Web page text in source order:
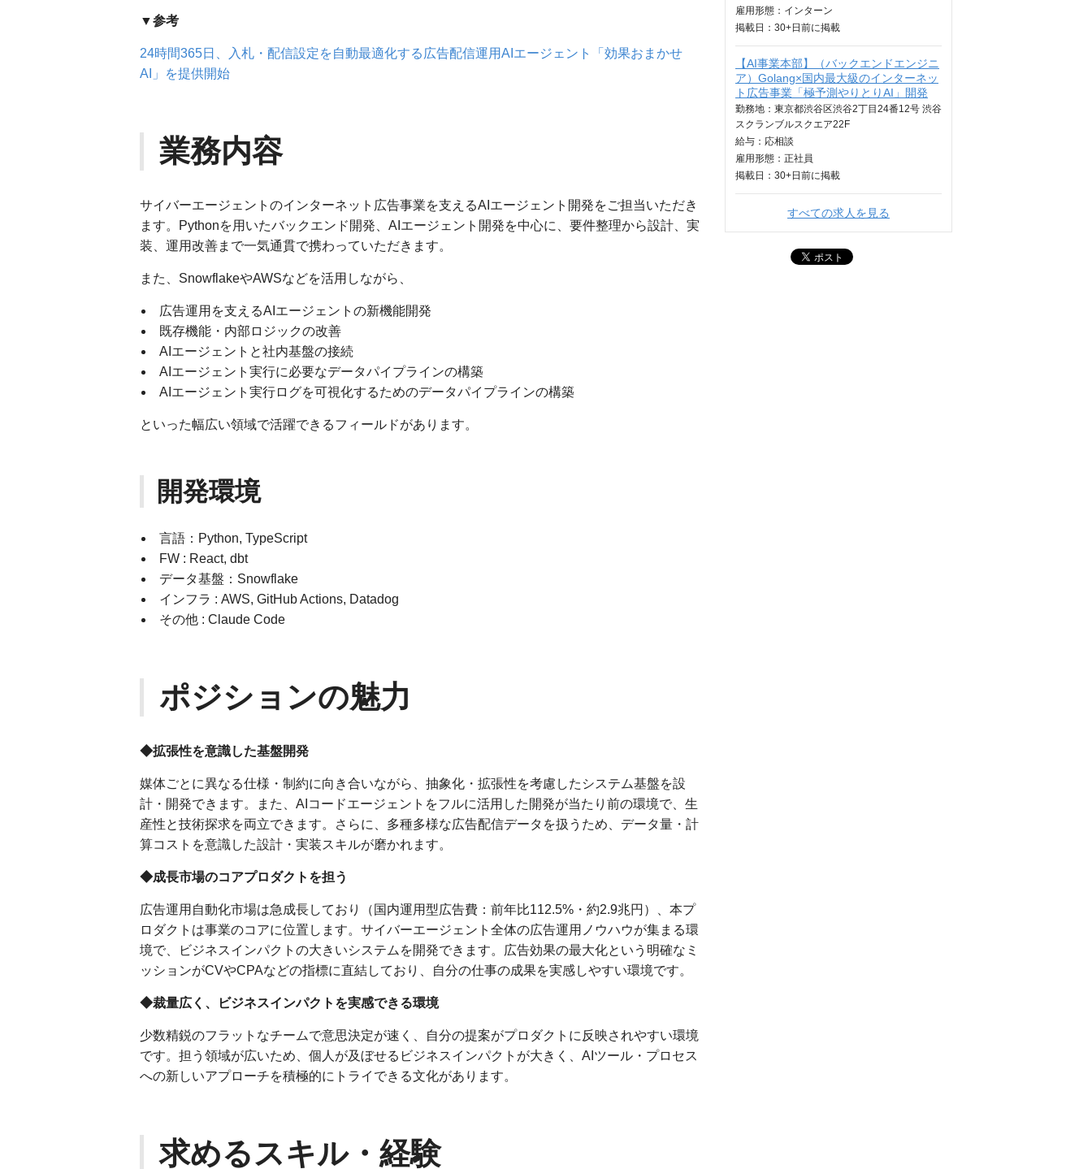
▼参考
24時間365日、入札・配信設定を自動最適化する広告配信運用AIエージェント「効果おまかせ
AI」を提供開始
業務内容
サイバーエージェントのインターネット広告事業を支えるAIエージェント開発をご担当いただき
ます。Pythonを用いたバックエンド開発、AIエージェント開発を中心に、要件整理から設計、実
装、運用改善まで一気通貫で携わっていただきます。
また、SnowflakeやAWSなどを活用しながら、
広告運用を支えるAIエージェントの新機能開発
既存機能・内部ロジックの改善
AIエージェントと社内基盤の接続
AIエージェント実行に必要なデータパイプラインの構築
AIエージェント実行ログを可視化するためのデータパイプラインの構築
といった幅広い領域で活躍できるフィールドがあります。
開発環境
言語：Python, TypeScript
FW : React, dbt
データ基盤：Snowflake
インフラ : AWS, GitHub Actions, Datadog
その他 : Claude Code
ポジションの魅力
◆拡張性を意識した基盤開発
媒体ごとに異なる仕様・制約に向き合いながら、抽象化・拡張性を考慮したシステム基盤を設
計・開発できます。また、AIコードエージェントをフルに活用した開発が当たり前の環境で、生
産性と技術探求を両立できます。さらに、多種多様な広告配信データを扱うため、データ量・計
算コストを意識した設計・実装スキルが磨かれます。
◆成長市場のコアプロダクトを担う
広告運用自動化市場は急成長しており（国内運用型広告費：前年比112.5%・約2.9兆円）、本プ
ロダクトは事業のコアに位置します。サイバーエージェント全体の広告運用ノウハウが集まる環
境で、ビジネスインパクトの大きいシステムを開発できます。広告効果の最大化という明確なミ
ッションがCVやCPAなどの指標に直結しており、自分の仕事の成果を実感しやすい環境です。
◆裁量広く、ビジネスインパクトを実感できる環境
少数精鋭のフラットなチームで意思決定が速く、自分の提案がプロダクトに反映されやすい環境
です。担う領域が広いため、個人が及ぼせるビジネスインパクトが大きく、AIツール・プロセス
への新しいアプローチを積極的にトライできる文化があります。
求めるスキル・経験
雇用形態：インターン
掲載日： 30+日 前に掲載
【AI事業本部】（バックエンドエンジニ
ア）Golang×国内最大級のインターネッ
ト広告事業「極予測やりとりAI」開発
勤務地：東京都渋谷区渋谷2丁目24番12号 渋谷
スクランブルスクエア22F
給与： 応相談
雇用形態：正社員
掲載日： 30+日 前に掲載
すべての求人を見る